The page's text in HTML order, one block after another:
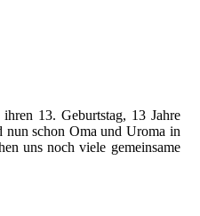
13. Geburtstag, 13 Jahre
schon Oma und Uroma in
uns noch viele gemeinsame